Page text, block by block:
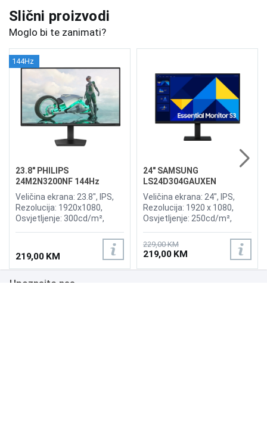
Slični proizvodi
Moglo bi te zanimati?
144Hz
23.8" PHILIPS
24M2N3200NF 144Hz
Gaming Display
Veličina ekrana: 23.8", IPS,
Rezolucija: 1920x1080,
Osvjetljenje: 300cd/m²,
219,00 KM
24" SAMSUNG
LS24D304GAUXEN
Essential S30GD 100Hz
Display
Veličina ekrana: 24", IPS,
Rezolucija: 1920 x 1080,
Osvjetljenje: 250cd/m²,
Osvježenje: 100Hz,
Kontrast: 1.000:1, Priključci:
HDMI 1.4, D-Sub, Speaker: No
229,00 KM
219,00 KM
Upoznajte nas